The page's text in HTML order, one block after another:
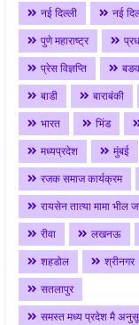
नई दिल्ली
नई
पुणे महाराष्ट्र
प्रेस विज्ञप्ति
बाडी
बाराबंकी
भारत
भिंड
मध्यप्रदेश
मुंबई
रजक समाज कार्यक्रम
रायसेन तात्या मामा भील
रीवा
लखनऊ
शहडोल
श्रीनगर
सतलापुर
समस्त मध्य प्रदेश मै